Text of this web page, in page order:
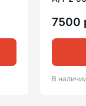
7500
В